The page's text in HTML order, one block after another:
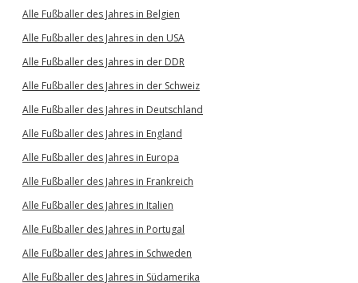
Alle Fußballer des Jahres in Belgien
Alle Fußballer des Jahres in den USA
Alle Fußballer des Jahres in der DDR
Alle Fußballer des Jahres in der Schweiz
Alle Fußballer des Jahres in Deutschland
Alle Fußballer des Jahres in England
Alle Fußballer des Jahres in Europa
Alle Fußballer des Jahres in Frankreich
Alle Fußballer des Jahres in Italien
Alle Fußballer des Jahres in Portugal
Alle Fußballer des Jahres in Schweden
Alle Fußballer des Jahres in Südamerika